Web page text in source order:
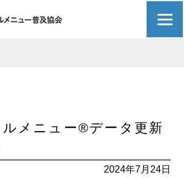
メニュー®データ更新
2024年7月24日